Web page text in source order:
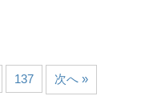
137 次へ »